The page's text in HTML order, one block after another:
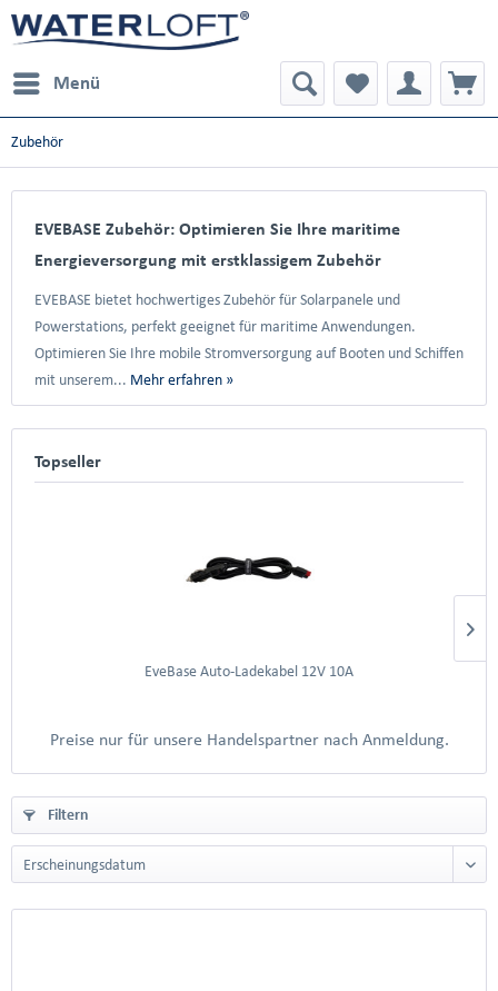
Menü
Zubehör
EVEBASE Zubehör: Optimieren Sie Ihre maritime
Energieversorgung mit erstklassigem Zubehör
EVEBASE bietet hochwertiges Zubehör für Solarpanele und
Powerstations, perfekt geeignet für maritime Anwendungen.
Optimieren Sie Ihre mobile Stromversorgung auf Booten und Schiffen
mit unserem... Mehr erfahren »
Topseller
EveBase Auto-Ladekabel 12V 10A
Preise nur für unsere Handelspartner nach Anmeldung.
Filtern